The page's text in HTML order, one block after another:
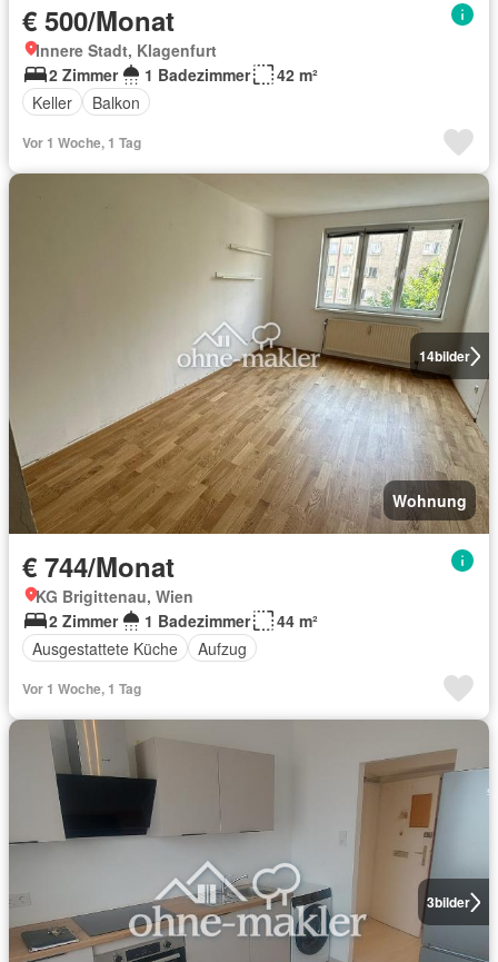
€ 500/Monat
Innere Stadt, Klagenfurt
2 Zimmer
1 Badezimmer
42 m²
Keller
Balkon
Vor 1 Woche, 1 Tag
14bilder
Wohnung
€ 744/Monat
KG Brigittenau, Wien
2 Zimmer
1 Badezimmer
44 m²
Ausgestattete Küche
Aufzug
Vor 1 Woche, 1 Tag
3bilder